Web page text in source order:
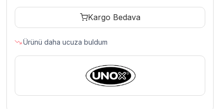
Fırın
16
Tepsili
40×60
XEBL-
Kargo Bedava
Ürünü daha ucuza buldum